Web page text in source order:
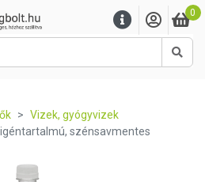
0
Vizek, gyógyvizek
szénsavmentes